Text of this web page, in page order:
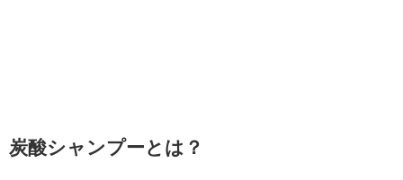
炭酸シャンプーとは？